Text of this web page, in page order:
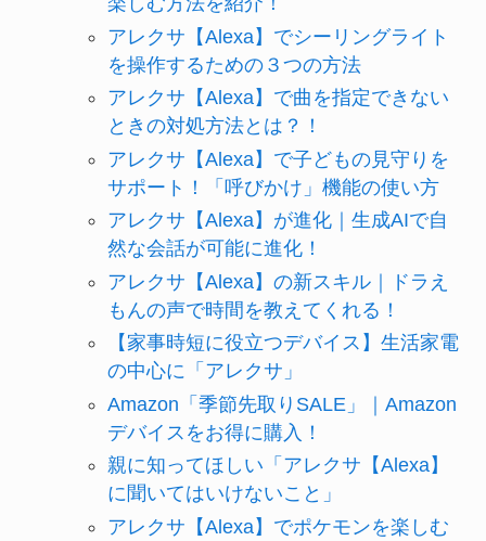
アレクサ【Alexa】でシーリングライト
を操作するための３つの方法
アレクサ【Alexa】で曲を指定できない
ときの対処方法とは？！
アレクサ【Alexa】で子どもの見守りを
サポート！「呼びかけ」機能の使い方
アレクサ【Alexa】が進化｜生成AIで自
然な会話が可能に進化！
アレクサ【Alexa】の新スキル｜ドラえ
もんの声で時間を教えてくれる！
【家事時短に役立つデバイス】生活家電
の中心に「アレクサ」
Amazon「季節先取りSALE」｜Amazon
デバイスをお得に購入！
親に知ってほしい「アレクサ【Alexa】
に聞いてはいけないこと」
アレクサ【Alexa】でポケモンを楽しむ